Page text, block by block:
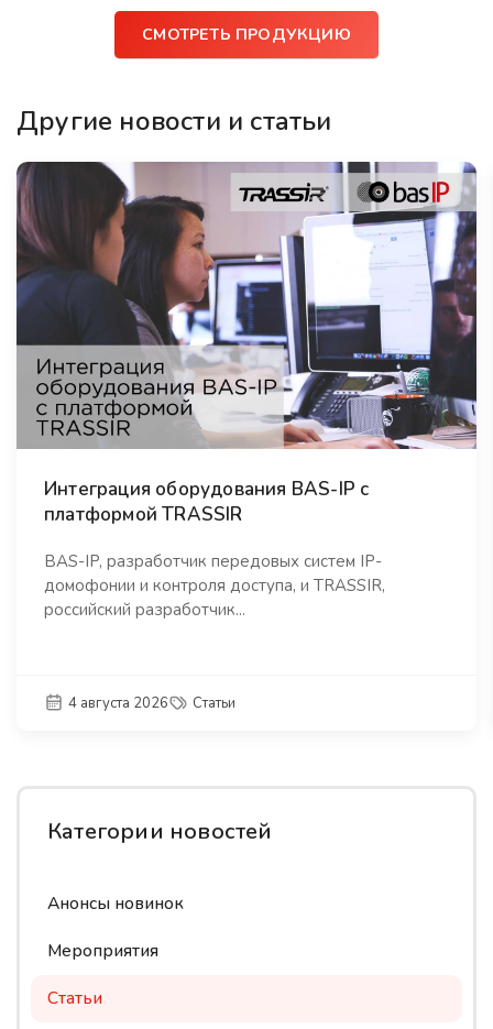
СМОТРЕТЬ ПРОДУКЦИЮ
Другие новости и статьи
Интеграция оборудования BAS-IP с
платформой TRASSIR
BAS-IP, разработчик передовых систем IP-
домофонии и контроля доступа, и TRASSIR,
российский разработчик...
4 августа 2026 Статьи
Категории новостей
Анонсы новинок
Мероприятия
Статьи